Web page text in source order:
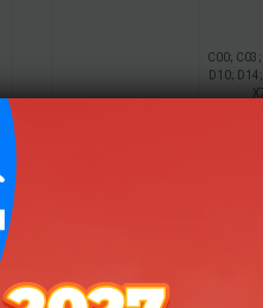
C00;
D10;